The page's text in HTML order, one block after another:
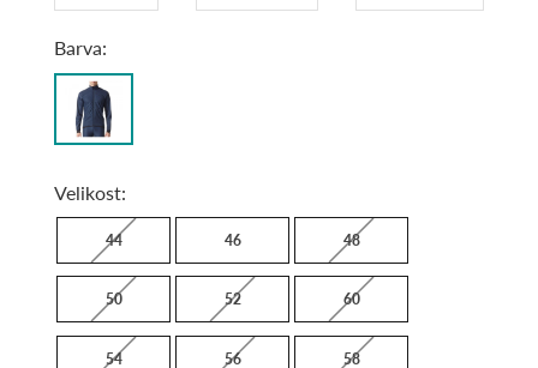
Barva:
Blue
Velikost:
44 46 48
50 52 60
54 56 58